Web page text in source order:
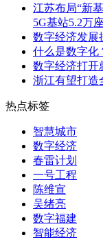
江苏布局“新
5G基站5.2万座
数字经济发展
什么是数字化
数字经济打开
浙江有望打造
热点标签
智慧城市
数字经济
春雷计划
一号工程
陈维宣
吴绪亮
数字福建
智能经济